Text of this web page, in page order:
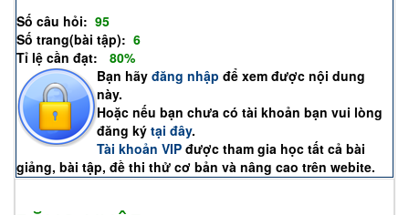
Số câu hỏi: 95
Số trang(bài tập): 6
Tỉ lệ cần đạt: (80%
Bạn hãyđăng nhậpđể xem được nội dung
này.
Hoặc nếu bạn chưa có tài khoản bạn vui lòng
đăng kýtại đây.
Tài khoản VIP được tham gia học tất cả bài
giảng, bài tập, đề thi thử cơ bản và nâng cao trên webite.